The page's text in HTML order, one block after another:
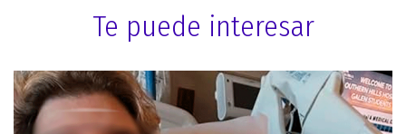
Te puede interesar